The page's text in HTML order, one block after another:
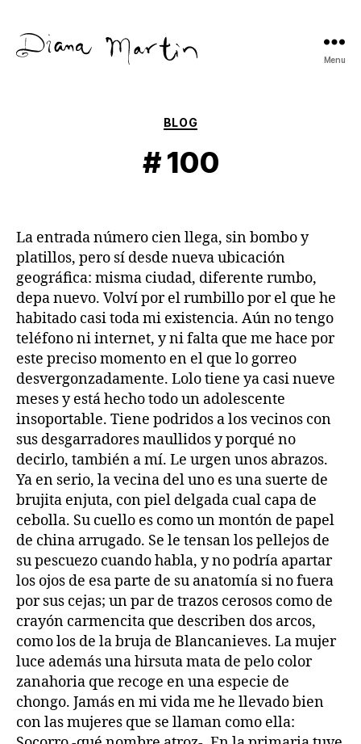
Menu
Categories
BLOG
# 100
La entrada número cien llega, sin bombo y
platillos, pero sí desde nueva ubicación
geográfica: misma ciudad, diferente rumbo,
depa nuevo. Volví por el rumbillo por el que he
habitado casi toda mi existencia. Aún no tengo
teléfono ni internet, y ni falta que me hace por
este preciso momento en el que lo gorreo
desvergonzadamente. Lolo tiene ya casi nueve
meses y está hecho todo un adolescente
insoportable. Tiene podridos a los vecinos con
sus desgarradores maullidos y porqué no
decirlo, también a mí. Le urgen unos abrazos.
Ya en serio, la vecina del uno es una suerte de
brujita enjuta, con piel delgada cual capa de
cebolla. Su cuello es como un montón de papel
de china arrugado. Se le tensan los pellejos de
su pescuezo cuando habla, y no podría apartar
los ojos de esa parte de su anatomía si no fuera
por sus cejas; un par de trazos cerosos como de
crayón carmencita que describen dos arcos,
como los de la bruja de Blancanieves. La mujer
luce además una hirsuta mata de pelo color
zanahoria que recoge en una especie de
chongo. Jamás en mi vida me he llevado bien
con las mujeres que se llaman como ella: